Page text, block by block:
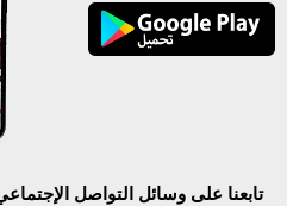
تابعنا على وسائل التواصل